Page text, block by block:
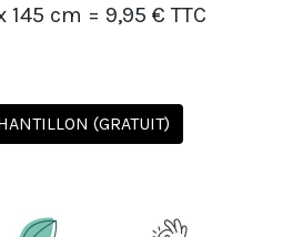
145 cm = 9,95 € TTC
(GRATUIT)